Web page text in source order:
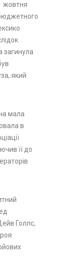
жовтня
загинула
який
мала
в
її до
Голлс,